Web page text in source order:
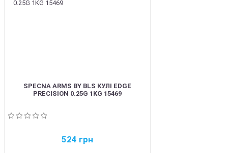
SPECNA ARMS BY BLS КУЛІ EDGE
PRECISION 0.25G 1KG 15469
524 грн